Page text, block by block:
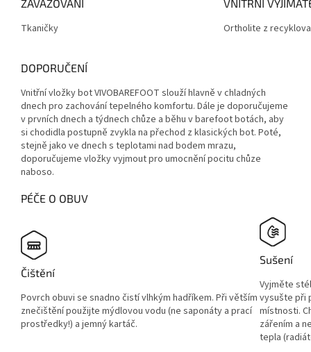
ZAVAZOVÁNÍ
Tkaničky
VNITŘNÍ
Ortholite z
DOPORUČENÍ
Vnitřní vložky bot VIVOBAREFOOT slouží hlavně v chladných
dnech pro zachování tepelného komfortu. Dále je doporučujeme
v prvních dnech a týdnech chůze a běhu v barefoot botách, aby
si chodidla postupně zvykla na přechod z klasických bot. Poté,
stejně jako ve dnech s teplotami nad bodem mrazu,
doporučujeme vložky vyjmout pro umocnění pocitu chůze
naboso.
PÉČE O OBUV
Čištění
Povrch obuvi se snadno čistí vlhkým hadříkem. Při větším
znečištění použijte mýdlovou vodu (ne saponáty a prací
prostředky!) a jemný kartáč.
Sušení
Vyjměte
vysušte při
místnosti.
zářením a
tepla